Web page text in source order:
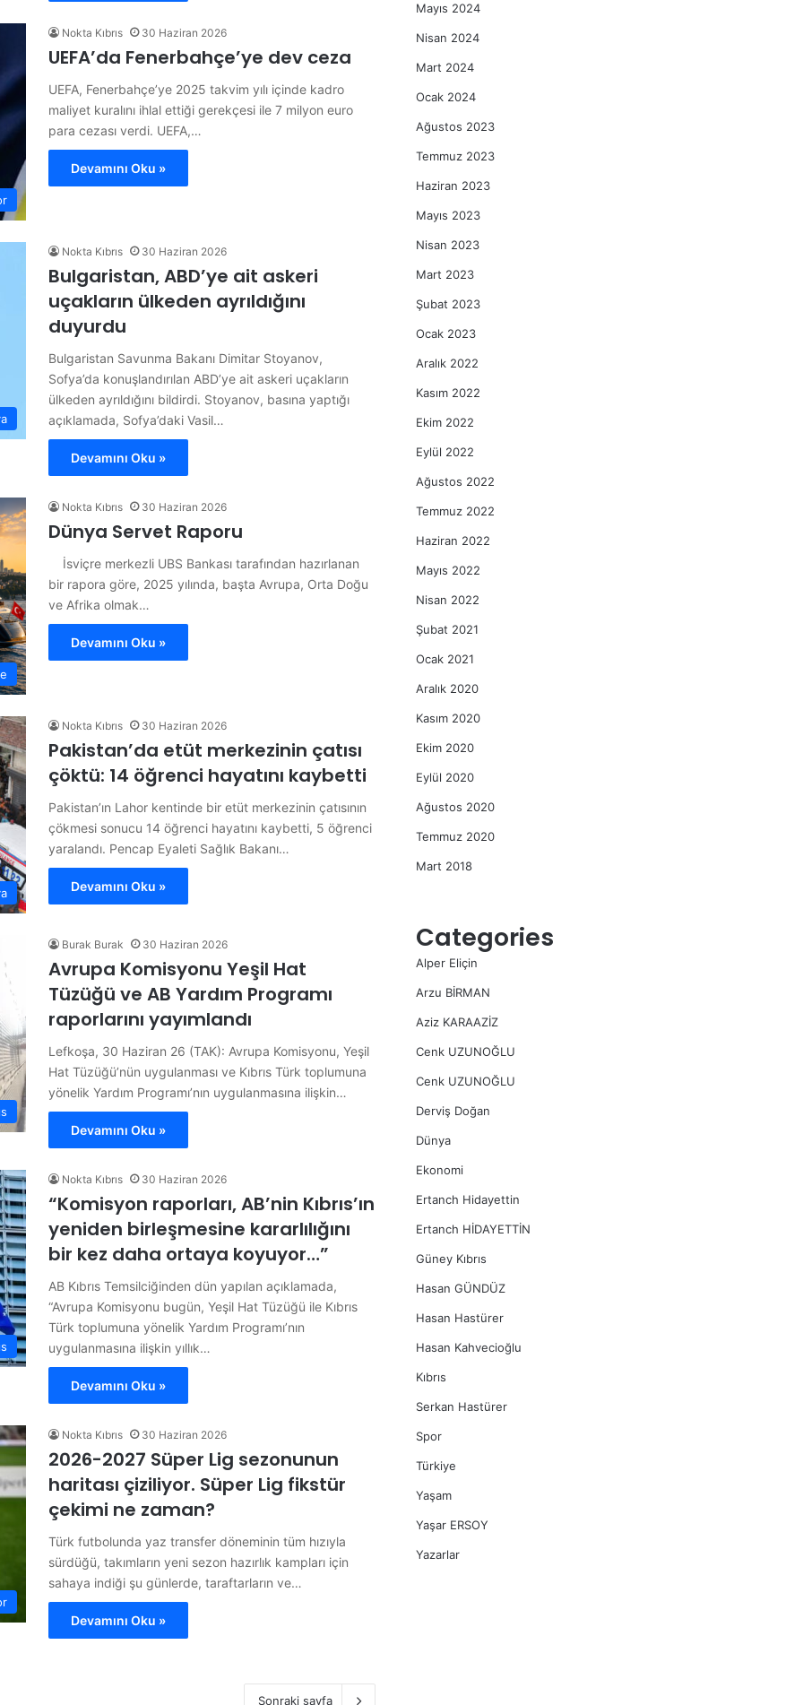
Nokta Kıbrıs 30 Haziran 2026
UEFA’da Fenerbahçe’ye dev ceza
UEFA, Fenerbahçe’ye 2025 takvim yılı içinde kadro
maliyet kuralını ihlal ettiği gerekçesi ile 7 milyon euro
para cezası verdi. UEFA,…
Devamını Oku »
Nokta Kıbrıs 30 Haziran 2026
Bulgaristan, ABD’ye ait askeri
uçakların ülkeden ayrıldığını
duyurdu
Bulgaristan Savunma Bakanı Dimitar Stoyanov,
Sofya’da konuşlandırılan ABD’ye ait askeri uçakların
ülkeden ayrıldığını bildirdi. Stoyanov, basına yaptığı
açıklamada, Sofya’daki Vasil…
Devamını Oku »
Nokta Kıbrıs 30 Haziran 2026
Dünya Servet Raporu
İsviçre merkezli UBS Bankası tarafından hazırlanan
bir rapora göre, 2025 yılında, başta Avrupa, Orta Doğu
ve Afrika olmak…
Devamını Oku »
Nokta Kıbrıs 30 Haziran 2026
Pakistan’da etüt merkezinin çatısı
çöktü: 14 öğrenci hayatını kaybetti
Pakistan’ın Lahor kentinde bir etüt merkezinin çatısının
çökmesi sonucu 14 öğrenci hayatını kaybetti, 5 öğrenci
yaralandı. Pencap Eyaleti Sağlık Bakanı…
Devamını Oku »
Burak Burak 30 Haziran 2026
Avrupa Komisyonu Yeşil Hat
Tüzüğü ve AB Yardım Programı
raporlarını yayımlandı
Lefkoşa, 30 Haziran 26 (TAK): Avrupa Komisyonu, Yeşil
Hat Tüzüğü’nün uygulanması ve Kıbrıs Türk toplumuna
yönelik Yardım Programı’nın uygulanmasına ilişkin…
Devamını Oku »
Nokta Kıbrıs 30 Haziran 2026
“Komisyon raporları, AB’nin Kıbrıs’ın
yeniden birleşmesine kararlılığını
bir kez daha ortaya koyuyor…”
AB Kıbrıs Temsilciğinden dün yapılan açıklamada,
“Avrupa Komisyonu bugün, Yeşil Hat Tüzüğü ile Kıbrıs
Türk toplumuna yönelik Yardım Programı’nın
uygulanmasına ilişkin yıllık…
Devamını Oku »
Nokta Kıbrıs 30 Haziran 2026
2026-2027 Süper Lig sezonunun
haritası çiziliyor. Süper Lig fikstür
çekimi ne zaman?
Türk futbolunda yaz transfer döneminin tüm hızıyla
sürdüğü, takımların yeni sezon hazırlık kampları için
sahaya indiği şu günlerde, taraftarların ve…
Devamını Oku »
Sonraki sayfa
Mayıs 2024
Nisan 2024
Mart 2024
Ocak 2024
Ağustos 2023
Temmuz 2023
Haziran 2023
Mayıs 2023
Nisan 2023
Mart 2023
Şubat 2023
Ocak 2023
Aralık 2022
Kasım 2022
Ekim 2022
Eylül 2022
Ağustos 2022
Temmuz 2022
Haziran 2022
Mayıs 2022
Nisan 2022
Şubat 2021
Ocak 2021
Aralık 2020
Kasım 2020
Ekim 2020
Eylül 2020
Ağustos 2020
Temmuz 2020
Mart 2018
Categories
Alper Eliçin
Arzu BİRMAN
Aziz KARAAZİZ
Cenk UZUNOĞLU
Cenk UZUNOĞLU
Derviş Doğan
Dünya
Ekonomi
Ertanch Hidayettin
Ertanch HİDAYETTİN
Güney Kıbrıs
Hasan GÜNDÜZ
Hasan Hastürer
Hasan Kahvecioğlu
Kıbrıs
Serkan Hastürer
Spor
Türkiye
Yaşam
Yaşar ERSOY
Yazarlar